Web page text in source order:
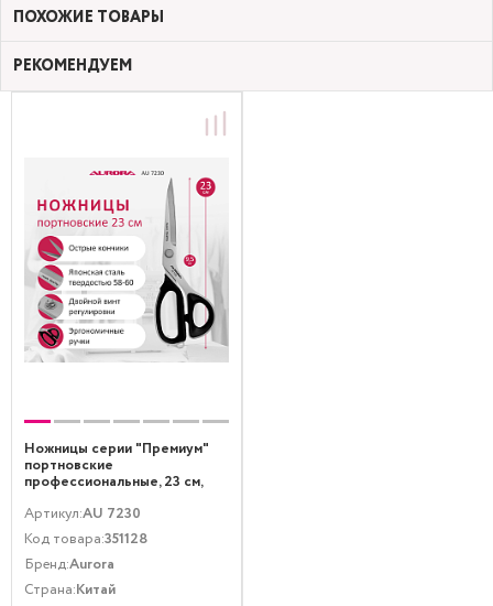
ПОХОЖИЕ ТОВАРЫ
РЕКОМЕНДУЕМ
Ножницы серии "Премиум"
портновские
профессиональные, 23 см,
Артикул:AU 7230
Код товара:351128
Бренд:Aurora
Страна:Китай